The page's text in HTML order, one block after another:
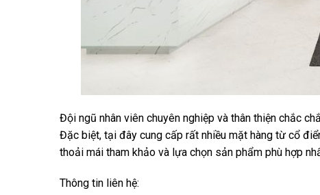
Đội ngũ nhân viên chuyên nghiệp và thân thiện chắc
Đặc biệt, tại đây cung cấp rất nhiều mặt hàng từ cổ
thoải mái tham khảo và lựa chọn sản phẩm phù hợp
Thông tin liên hệ: